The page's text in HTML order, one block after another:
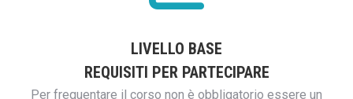
LIVELLO BASE
REQUISITI PER PARTECIPARE
Per frequentare il corso non è obbligatorio essere un